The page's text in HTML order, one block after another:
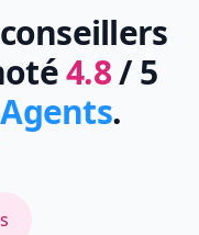
4.8/ 5
.